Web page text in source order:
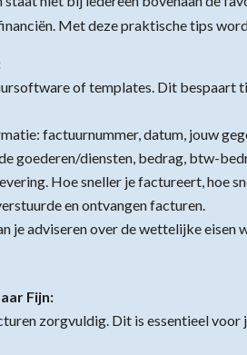
Met deze praktische tips
of templates. Dit bespaart
factuurnummer, datum, jouw
goederen/diensten, bedrag, btw-
Hoe sneller je factureert, hoe
en ontvangen facturen.
je adviseren over de wettelijke eisen
Fijn:
zorgvuldig. Dit is essentieel